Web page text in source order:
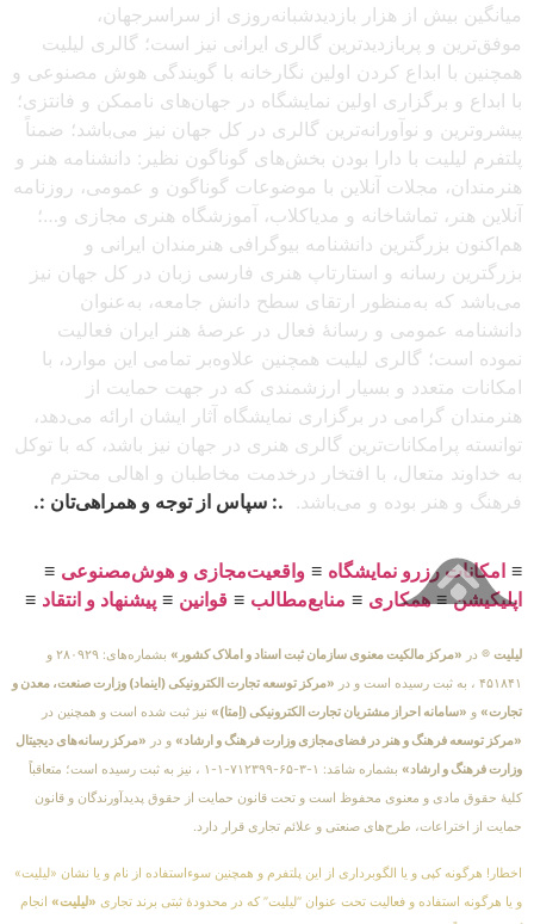
میانگین بیش از هزار بازدیدشبانه‌روزی از سراسرجهان،
موفق‌ترین و پربازدیدترین گالری ایرانی نیز است؛ گالری لیلیت
همچنین با ابداع کردن اولین نگارخانه با گویندگی هوش مصنوعی و
با ابداع و برگزاری اولین نمایشگاه در جهان‌های ناممکن و فانتزی؛
پیشروترین و نوآورانه‌ترین گالری در کل جهان نیز می‌باشد؛ ضمناً
پلتفرم لیلیت با دارا بودن بخش‌های گوناگون نظیر: دانشنامه هنر و
هنرمندان، مجلات آنلاین با موضوعات گوناگون و عمومی، روزنامه
آنلاین هنر، تماشاخانه و مدیاکلاب، آموزشگاه هنری مجازی و…؛
هم‌اکنون بزرگترین دانشنامه بیوگرافی هنرمندان ایرانی و
بزرگترین رسانه و استارتاپ هنری فارسی زبان در کل جهان نیز
می‌باشد که به‌منظور ارتقای سطح دانش جامعه، به‌عنوان
دانشنامه عمومی و رسانهٔ فعال در عرصهٔ هنر ایران فعالیت
نموده است؛ گالری لیلیت همچنین علاوه‌بر تمامی این موارد، با
امکانات متعدد و بسیار ارزشمندی که در جهت حمایت از
هنرمندان گرامی در برگزاری نمایشگاه آثار ایشان ارائه می‌دهد،
توانسته پرامکانات‌ترین گالری هنری در جهان نیز باشد، که با توکل
به خداوند متعال، با افتخار درخدمت مخاطبان و اهالی محترم
فرهنگ و هنر بوده و می‌باشد. .: سپاس از توجه و همراهی‌تان :.
≡ امکانات رزرو نمایشگاه ≡ واقعیت‌مجازی و هوش‌مصنوعی ≡
اپلیکیشن≡همکاری ≡ منابع‌مطالب ≡ قوانین ≡ پیشنهاد و انتقاد ≡
لیلیت ® در «مرکز مالکیت معنوی سازمان ثبت اسناد و املاک کشور»
بشماره‌های: ۲۸۰۹۲۹ و
۴۵۱۸۴۱ ، به ثبت رسیده است و در
«مرکز توسعه تجارت الکترونیکی (اینماد) وزارت صنعت، معدن و
تجارت» و «سامانه احراز مشتریان تجارت الکترونیکی (اِمتا)» نیز ثبت شده است و همچنین در
«مرکز توسعه فرهنگ و هنر در فضای‌مجازی وزارت فرهنگ و ارشاد» و در «مرکز رسانه‌های دیجیتال
وزارت فرهنگ و ارشاد»
بشماره شامَد: ۱-۳-۶۵-۷۱۲۳۹۹-۱-۱ ، نیز به ثبت رسیده است؛ متعاقباً
کلیهٔ حقوق مادی و معنوی محفوظ است و تحت قانون حمایت از حقوق پدیدآورندگان و قانون
حمایت از اختراعات، طرح‌های صنعتی و علائم تجاری قرار دارد.
اخطار! هرگونه کپی و یا الگوبرداری از این پلتفرم و همچنین سوءاستفاده از نام و یا نشان «لیلیت»
و یا هرگونه استفاده و فعالیت تحت عنوان “لیلیت” که در محدودهٔ ثبتی برند تجاری «لیلیت» انجام